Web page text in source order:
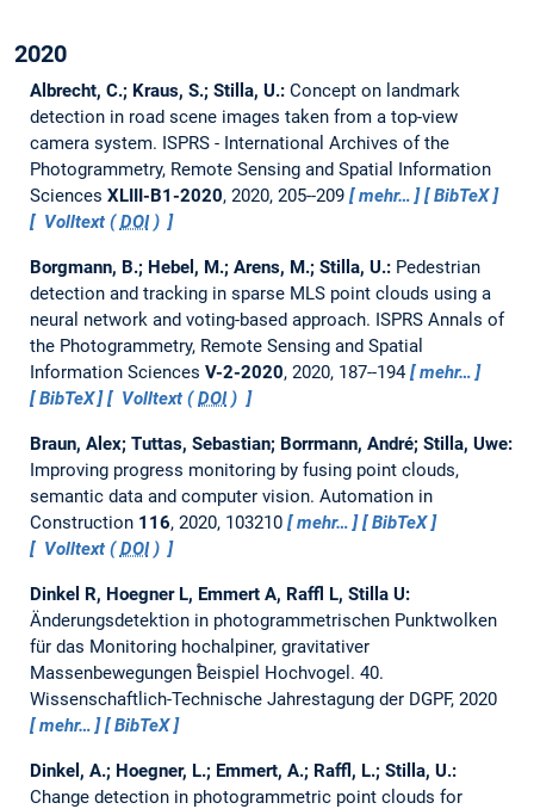
2020
Albrecht, C.; Kraus, S.; Stilla, U.: Concept on landmark
detection in road scene images taken from a top-view
camera system. ISPRS - International Archives of the
Photogrammetry, Remote Sensing and Spatial Information
Sciences XLIII-B1-2020, 2020, 205--209 mehr…
BibTeX
Volltext (DOI)
Borgmann, B.; Hebel, M.; Arens, M.; Stilla, U.: Pedestrian
detection and tracking in sparse MLS point clouds using a
neural network and voting-based approach. ISPRS Annals of
the Photogrammetry, Remote Sensing and Spatial
Information Sciences V-2-2020, 2020, 187--194
mehr…
BibTeX
Volltext (DOI)
Braun, Alex; Tuttas, Sebastian; Borrmann, André; Stilla, Uwe:
Improving progress monitoring by fusing point clouds,
semantic data and computer vision. Automation in
Construction 116, 2020, 103210 mehr…
BibTeX
Volltext (DOI)
Dinkel R, Hoegner L, Emmert A, Raffl L, Stilla U:
Änderungsdetektion in photogrammetrischen Punktwolken
für das Monitoring hochalpiner, gravitativer
Massenbewegungen ֠Beispiel Hochvogel. 40.
Wissenschaftlich-Technische Jahrestagung der DGPF, 2020
mehr…
BibTeX
Dinkel, A.; Hoegner, L.; Emmert, A.; Raffl, L.; Stilla, U.:
Change detection in photogrammetric point clouds for